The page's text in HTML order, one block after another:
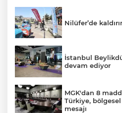
Nilüfer’de
İstanbul
devam ediyor
MGK'dan 8
Türkiye,
mesajı